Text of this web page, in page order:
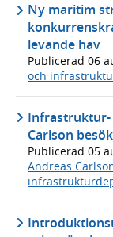
Ny maritim
levande hav
Publicerad 06
och
Infrastruktur-
Carlson
Publicerad 05
Andreas